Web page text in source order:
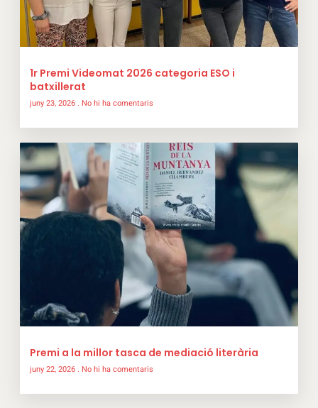
1r Premi Videomat 2026 categoria ESO i
batxillerat
juny 23, 2026 No hi ha comentaris
Premi a la millor tasca de mediació literària
juny 22, 2026 No hi ha comentaris